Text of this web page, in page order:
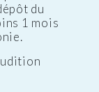
du
1 mois